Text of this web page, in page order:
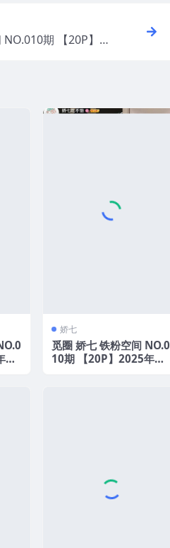
期 【20P】20
最
娇七
觅圈 娇七 铁粉空间 NO.0
10期 【20P】2025年最